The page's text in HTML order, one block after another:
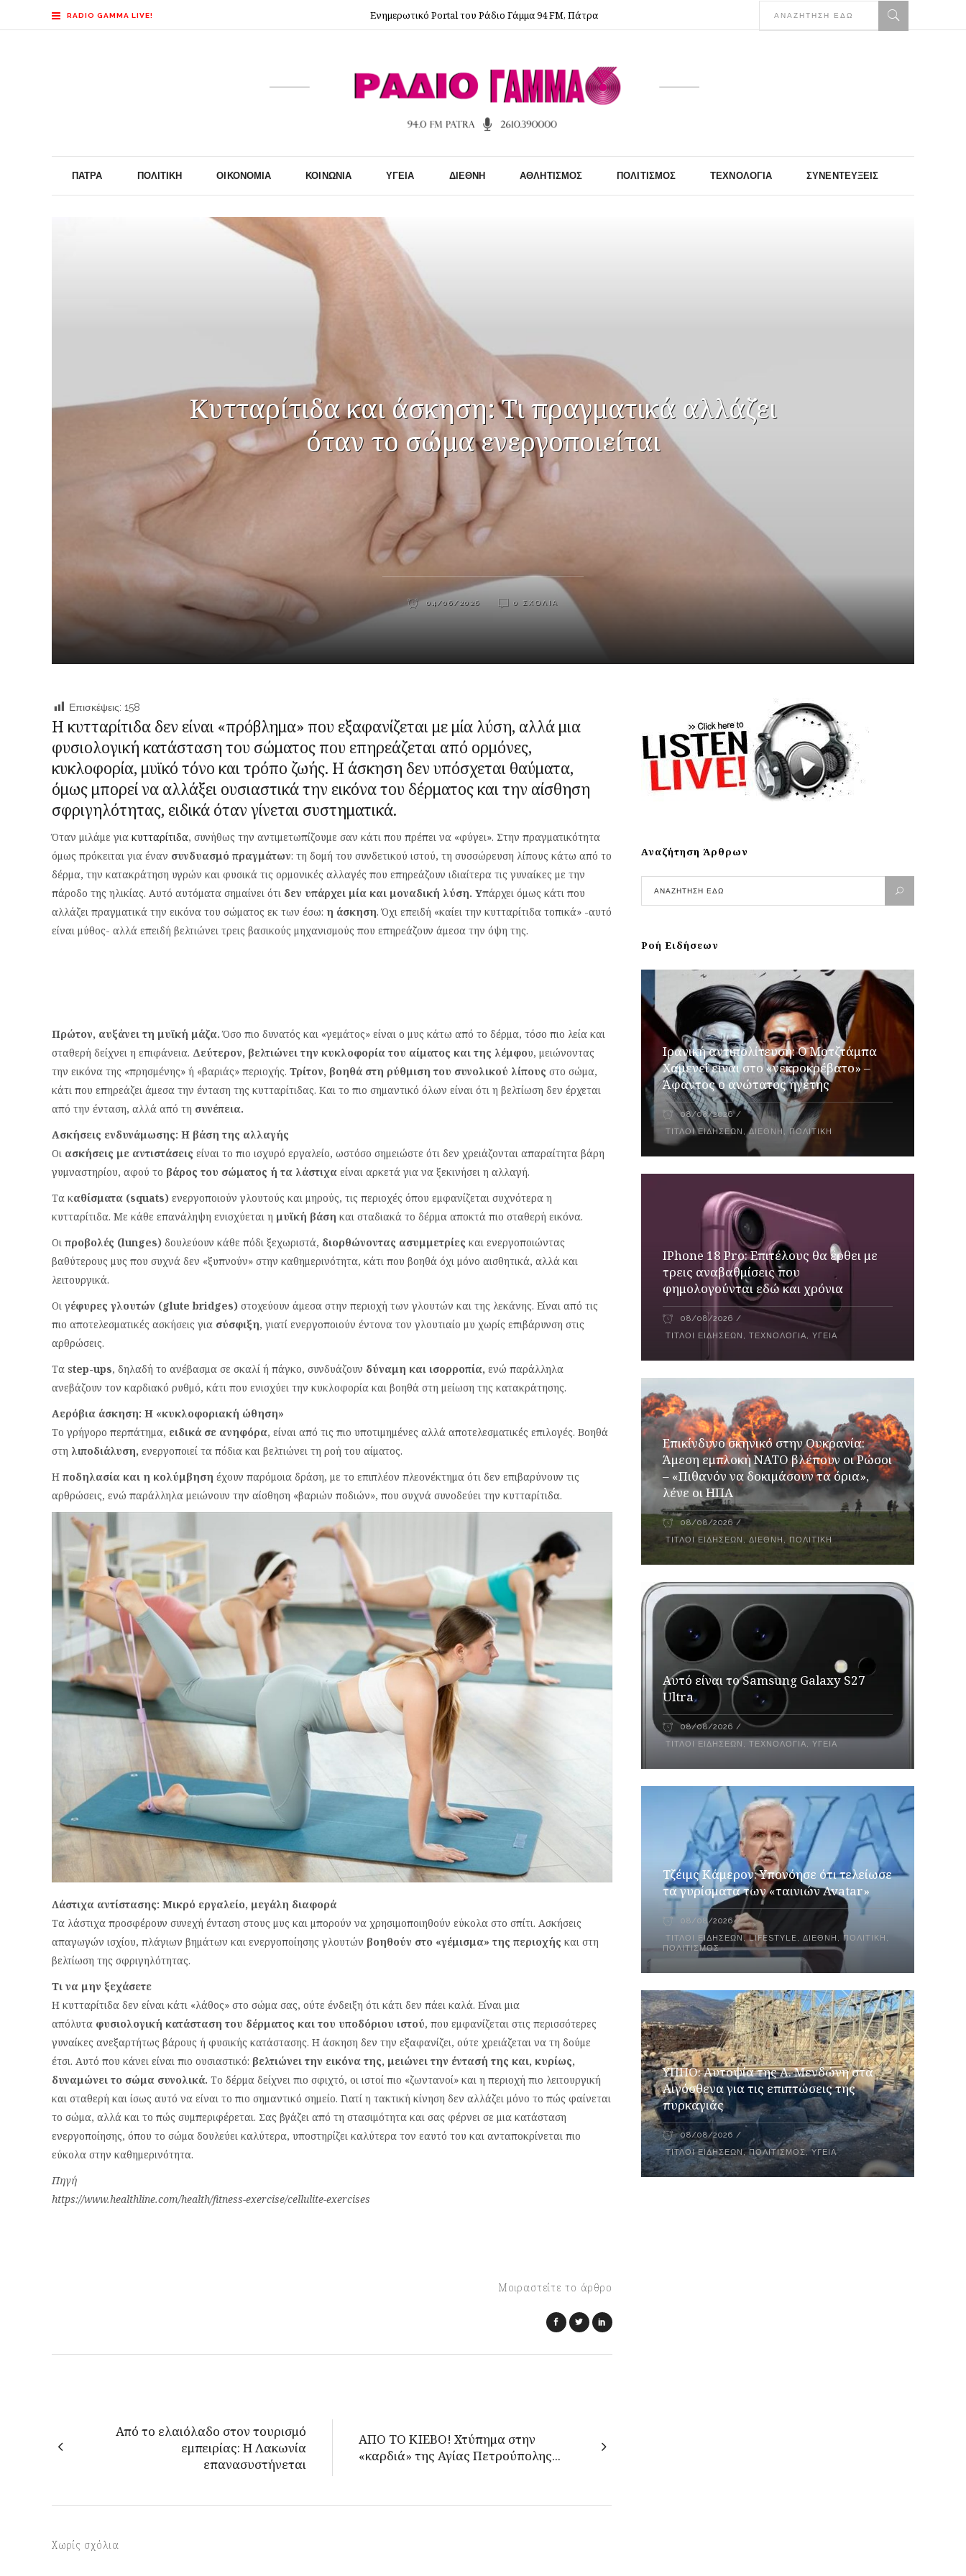
RADIO GAMMA LIVE! Ενημερωτικό Portal του Ράδιο Γάμμα 94 FM, Πάτρα
ΠΆΤΡΑ ΠΟΛΙΤΙΚΉ ΟΙΚΟΝΟΜΊΑ ΚΟΙΝΩΝΊΑ ΥΓΕΊΑ ΔΙΕΘΝΉ ΑΘΛΗΤΙΣΜΌΣ ΠΟΛΙΤΙΣΜΌΣ ΤΕΧΝΟΛΟΓΊΑ ΣΥΝΕΝΤΕΎΞΕΙΣ
Κυτταρίτιδα και άσκηση: Τι πραγματικά αλλάζει
όταν το σώμα ενεργοποιείται
04/06/2026 0 ΣΧΌΛΙΑ
Επισκέψεις: 158
Η κυτταρίτιδα δεν είναι «πρόβλημα» που εξαφανίζεται με μία λύση, αλλά μια
φυσιολογική κατάσταση του σώματος που επηρεάζεται από ορμόνες,
κυκλοφορία, μυϊκό τόνο και τρόπο ζωής. Η άσκηση δεν υπόσχεται θαύματα,
όμως μπορεί να αλλάξει ουσιαστικά την εικόνα του δέρματος και την αίσθηση
σφριγηλότητας, ειδικά όταν γίνεται συστηματικά.
Όταν μιλάμε για κυτταρίτιδα, συνήθως την αντιμετωπίζουμε σαν κάτι που πρέπει να «φύγει». Στην πραγματικότητα
όμως πρόκειται για έναν συνδυασμό πραγμάτων: τη δομή του συνδετικού ιστού, τη συσσώρευση λίπους κάτω από το
δέρμα, την κατακράτηση υγρών και φυσικά τις ορμονικές αλλαγές που επηρεάζουν ιδιαίτερα τις γυναίκες με την
πάροδο της ηλικίας. Αυτό αυτόματα σημαίνει ότι δεν υπάρχει μία και μοναδική λύση. Υπάρχει όμως κάτι που
αλλάζει πραγματικά την εικόνα του σώματος εκ των έσω: η άσκηση. Όχι επειδή «καίει την κυτταρίτιδα τοπικά» -αυτό
είναι μύθος- αλλά επειδή βελτιώνει τρεις βασικούς μηχανισμούς που επηρεάζουν άμεσα την όψη της.
Πρώτον, αυξάνει τη μυϊκή μάζα.Όσο πιο δυνατός και «γεμάτος» είναι ο μυς κάτω από το δέρμα, τόσο πιο λεία και
σταθερή δείχνει η επιφάνεια. Δεύτερον, βελτιώνει την κυκλοφορία του αίματος και της λέμφου, μειώνοντας
την εικόνα της «πρησμένης» ή «βαριάς» περιοχής. Τρίτον, βοηθά στη ρύθμιση του συνολικού λίπους στο σώμα,
κάτι που επηρεάζει άμεσα την ένταση της κυτταρίτιδας. Και το πιο σημαντικό όλων είναι ότι η βελτίωση δεν έρχεται
από την ένταση, αλλά από τη συνέπεια.
Ασκήσεις ενδυνάμωσης: Η βάση της αλλαγής
Οι ασκήσεις με αντιστάσεις είναι το πιο ισχυρό εργαλείο, ωστόσο σημειώστε ότι δεν χρειάζονται απαραίτητα βάρη
γυμναστηρίου, αφού το βάρος του σώματος ή τα λάστιχα είναι αρκετά για να ξεκινήσει η αλλαγή.
Τα καθίσματα (squats) ενεργοποιούν γλουτούς και μηρούς, τις περιοχές όπου εμφανίζεται συχνότερα η
κυτταρίτιδα. Με κάθε επανάληψη ενισχύεται η μυϊκή βάση και σταδιακά το δέρμα αποκτά πιο σταθερή εικόνα.
Οι προβολές (lunges) δουλεύουν κάθε πόδι ξεχωριστά, διορθώνοντας ασυμμετρίες και ενεργοποιώντας
βαθύτερους μυς που συχνά δεν «ξυπνούν» στην καθημερινότητα, κάτι που βοηθά όχι μόνο αισθητικά, αλλά και
λειτουργικά.
Οι γέφυρες γλουτών (glute bridges) στοχεύουν άμεσα στην περιοχή των γλουτών και της λεκάνης. Είναι από τις
πιο αποτελεσματικές ασκήσεις για σύσφιξη, γιατί ενεργοποιούν έντονα τον γλουτιαίο μυ χωρίς επιβάρυνση στις
αρθρώσεις.
Τα step-ups, δηλαδή το ανέβασμα σε σκαλί ή πάγκο, συνδυάζουν δύναμη και ισορροπία, ενώ παράλληλα
ανεβάζουν τον καρδιακό ρυθμό, κάτι που ενισχύει την κυκλοφορία και βοηθά στη μείωση της κατακράτησης.
Αερόβια άσκηση: Η «κυκλοφοριακή ώθηση»
Το γρήγορο περπάτημα, ειδικά σε ανηφόρα, είναι από τις πιο υποτιμημένες αλλά αποτελεσματικές επιλογές. Βοηθά
στη λιποδιάλυση, ενεργοποιεί τα πόδια και βελτιώνει τη ροή του αίματος.
Η ποδηλασία και η κολύμβηση έχουν παρόμοια δράση, με το επιπλέον πλεονέκτημα ότι δεν επιβαρύνουν τις
αρθρώσεις, ενώ παράλληλα μειώνουν την αίσθηση «βαριών ποδιών», που συχνά συνοδεύει την κυτταρίτιδα.
Λάστιχα αντίστασης: Μικρό εργαλείο, μεγάλη διαφορά
Τα λάστιχα προσφέρουν συνεχή ένταση στους μυς και μπορούν να χρησιμοποιηθούν εύκολα στο σπίτι. Ασκήσεις
απαγωγών ισχίου, πλάγιων βημάτων και ενεργοποίησης γλουτών βοηθούν στο «γέμισμα» της περιοχής και στη
βελτίωση της σφριγηλότητας.
Τι να μην ξεχάσετε
Η κυτταρίτιδα δεν είναι κάτι «λάθος» στο σώμα σας, ούτε ένδειξη ότι κάτι δεν πάει καλά. Είναι μια
απόλυτα φυσιολογική κατάσταση του δέρματος και του υποδόριου ιστού, που εμφανίζεται στις περισσότερες
γυναίκες ανεξαρτήτως βάρους ή φυσικής κατάστασης. Η άσκηση δεν την εξαφανίζει, ούτε χρειάζεται να τη δούμε
έτσι. Αυτό που κάνει είναι πιο ουσιαστικό: βελτιώνει την εικόνα της, μειώνει την έντασή της και, κυρίως,
δυναμώνει το σώμα συνολικά. Το δέρμα δείχνει πιο σφιχτό, οι ιστοί πιο «ζωντανοί» και η περιοχή πιο λειτουργική
και σταθερή και ίσως αυτό να είναι το πιο σημαντικό σημείο. Γιατί η τακτική κίνηση δεν αλλάζει μόνο το πώς φαίνεται
το σώμα, αλλά και το πώς συμπεριφέρεται. Σας βγάζει από τη στασιμότητα και σας φέρνει σε μια κατάσταση
ενεργοποίησης, όπου το σώμα δουλεύει καλύτερα, υποστηρίζει καλύτερα τον εαυτό του και ανταποκρίνεται πιο
εύκολα στην καθημερινότητα.
Πηγή
https://www.healthline.com/health/fitness-exercise/cellulite-exercises
Μοιραστείτε το άρθρο
Από το ελαιόλαδο στον τουρισμό
εμπειρίας: H Λακωνία
επανασυστήνεται
ΑΠΟ ΤΟ ΚΙΕΒΟ! Χτύπημα στην
«καρδιά» της Αγίας Πετρούπολης...
Χωρίς σχόλια
Αναζήτηση Άρθρων
Ροή Ειδήσεων
Ιρανική αντιπολίτευση: Ο Μοτζτάμπα
Χαμενεΐ είναι στο «νεκροκρέβατο» –
Άφαντος ο ανώτατος ηγέτης
08/08/2026
ΤΊΤΛΟΙ ΕΙΔΉΣΕΩΝ ,ΔΙΕΘΝΉ ,ΠΟΛΙΤΙΚΉ
IPhone 18 Pro: Επιτέλους θα έρθει με
τρεις αναβαθμίσεις που
φημολογούνται εδώ και χρόνια
08/08/2026
ΤΊΤΛΟΙ ΕΙΔΉΣΕΩΝ ,ΤΕΧΝΟΛΟΓΊΑ,ΥΓΕΊΑ
Επικίνδυνο σκηνικό στην Ουκρανία:
Άμεση εμπλοκή ΝΑΤΟ βλέπουν οι Ρώσοι
– «Πιθανόν να δοκιμάσουν τα όρια»,
λένε οι ΗΠΑ
08/08/2026
ΤΊΤΛΟΙ ΕΙΔΉΣΕΩΝ ,ΔΙΕΘΝΉ , ΠΟΛΙΤΙΚΉ
Αυτό είναι το Samsung Galaxy S27
Ultra
08/08/2026
ΤΊΤΛΟΙ ΕΙΔΉΣΕΩΝ ,ΤΕΧΝΟΛΟΓΊΑ,ΥΓΕΊΑ
Τζέιμς Κάμερον: Υπονόησε ότι τελείωσε
τα γυρίσματα των «ταινιών Avatar»
08/08/2026
ΤΊΤΛΟΙ ΕΙΔΉΣΕΩΝ,LIFESTYLE,ΔΙΕΘΝΉ , ΠΟΛΙΤΙΚΉ ,
ΠΟΛΙΤΙΣΜΌΣ
ΥΠΠΟ: Αυτοψία της Λ. Μενδώνη στα
Αιγόσθενα για τις επιπτώσεις της
πυρκαγιάς
08/08/2026
ΤΊΤΛΟΙ ΕΙΔΉΣΕΩΝ,ΠΟΛΙΤΙΣΜΌΣ,ΥΓΕΊΑ